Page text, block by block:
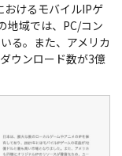
けるモバイルIPゲ
地域では、PC/コン
る。また、アメリカ
ウンロード数が3億